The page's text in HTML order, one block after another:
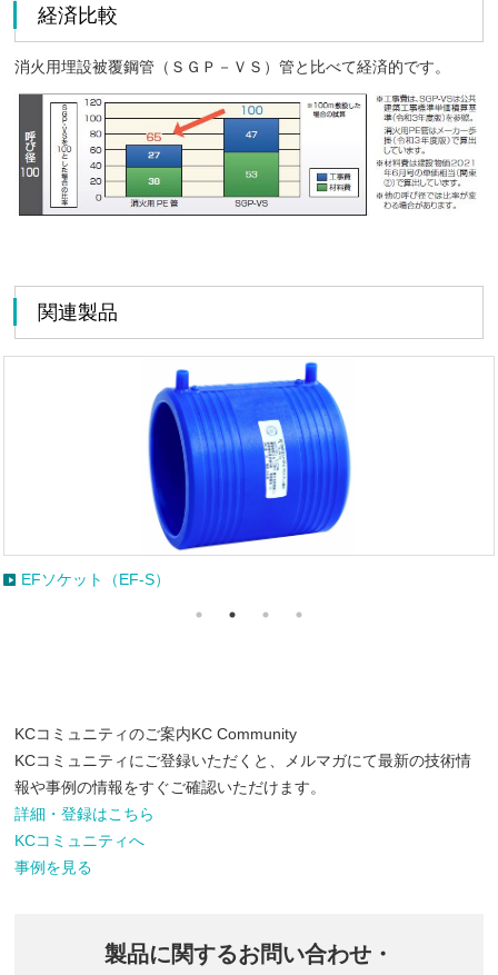
経済比較
消火用埋設被覆鋼管（ＳＧＰ－ＶＳ）管と比べて経済的です。
関連製品
EFチーズ（EF-T）
KCコミュニティのご案内KC Community
KCコミュニティにご登録いただくと、メルマガにて最新の技術情
報や事例の情報をすぐご確認いただけます。
詳細・登録はこちら
KCコミュニティへ
事例を見る
製品に関するお問い合わせ・